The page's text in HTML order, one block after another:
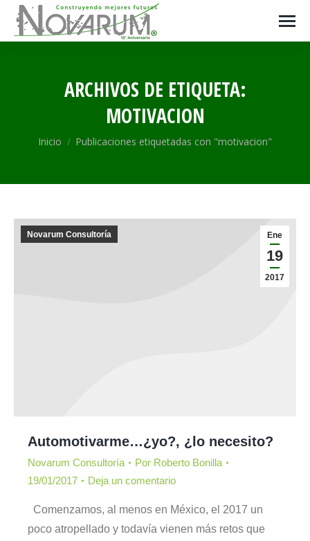
ARCHIVOS DE ETIQUETA:
MOTIVACION
Estás aquí:
Inicio Publicaciones etiquetadas con "motivacion"
Ene
19
2017
Novarum Consultoría
Automotivarme…¿yo?, ¿lo necesito?
Novarum Consultoría Por Roberto Bonilla
19/01/2017
Deja un comentario
Comenzamos, al menos en México, el 2017 un
poco atropellado y todavía vienen más retos que